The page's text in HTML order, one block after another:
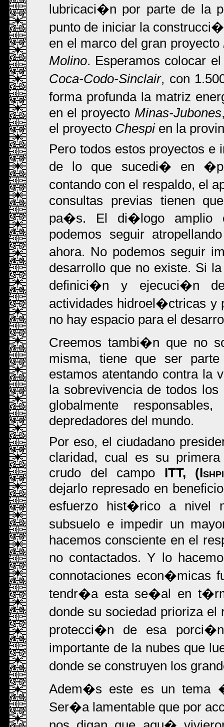
lubricaci�n por parte de la
punto de iniciar la
en el marco del gran proyecto
Molino. Esperamos colocar
Coca-Codo-Sinclair, con
forma profunda la matriz
en el proyecto Minas-Jubones
el proyecto Chespien la
Pero todos estos proyectos e
de lo que sucedi� en
contando con el respaldo, el
consultas previas tienen
pa�s. El di�logo amplio
podemos seguir
ahora. No podemos seguir
desarrollo que no existe. Si
definici�n y ejecuci�n
actividades hidroel�ctricas y
no hay espacio para el
Creemos tambi�n que no
misma, tiene que ser
estamos atentando contra la
la sobrevivencia de todos
globalmente
depredadores del mundo.
Por eso, el ciudadano
claridad, cual es su
crudo del campo ITT,
dejarlo represado en
esfuerzo hist�rico a nivel
subsuelo e impedir un
hacemos consciente en el
no contactados. Y lo
connotaciones econ�micas
tendr�a esta se�al en
donde su sociedad prioriza
protecci�n de esa
importante de la nubes que
donde se construyen los
Adem�s este es un tema
Ser�a lamentable que por